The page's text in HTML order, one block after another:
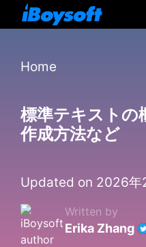
Home
標準テキストの
作成方法など
Updated on 2026年
Written by
Erika Zhang